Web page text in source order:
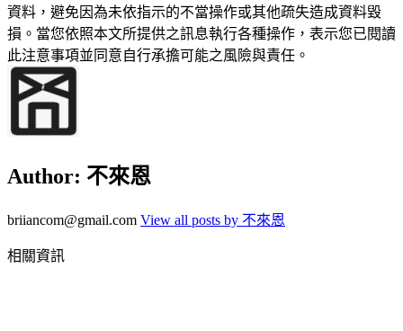
資料，避免因為未依指示的不當操作或其他疏失造成資料毀
損。當您依照本文所提供之訊息執行各種操作，表示您已閱讀
此注意事項並同意自行承擔可能之風險與責任。
Author: 不來恩
briiancom@gmail.com View all posts by 不來恩
相關資訊